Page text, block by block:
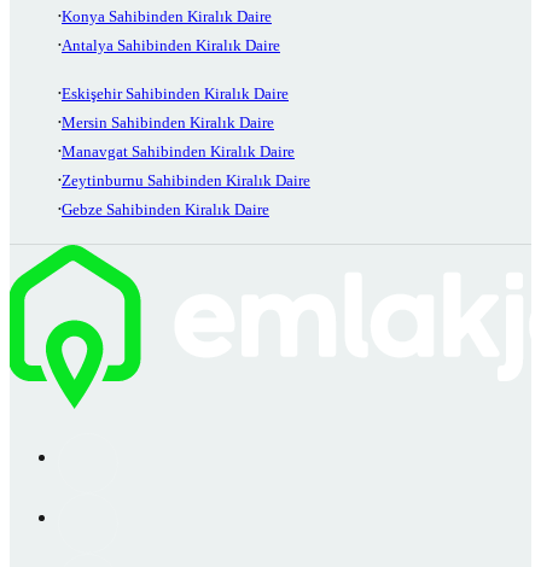
Konya Sahibinden Kiralık Daire
Antalya Sahibinden Kiralık Daire
Eskişehir Sahibinden Kiralık Daire
Mersin Sahibinden Kiralık Daire
Manavgat Sahibinden Kiralık Daire
Zeytinburnu Sahibinden Kiralık Daire
Gebze Sahibinden Kiralık Daire